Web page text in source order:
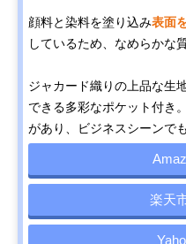
顔料と染料を塗り込み表面
しているため、なめらかな
ジャカード織りの上品な生
できる多彩なポケット付き
があり、ビジネスシーンで
楽天